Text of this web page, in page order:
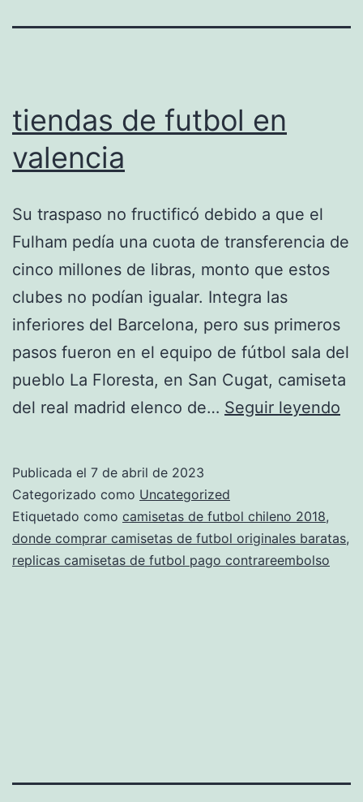
tiendas de futbol en
valencia
Su traspaso no fructificó debido a que el
Fulham pedía una cuota de transferencia de
cinco millones de libras, monto que estos
clubes no podían igualar. Integra las
inferiores del Barcelona, pero sus primeros
pasos fueron en el equipo de fútbol sala del
pueblo La Floresta, en San Cugat, camiseta
del real madrid elenco de… Seguir leyendo
Publicada el 7 de abril de 2023
Categorizado como Uncategorized
Etiquetado como camisetas de futbol chileno 2018,
donde comprar camisetas de futbol originales baratas,
replicas camisetas de futbol pago contrareembolso